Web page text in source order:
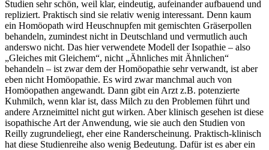
Studien sehr schön, weil klar, eindeutig, aufeinander aufbauend und
repliziert. Praktisch sind sie relativ wenig interessant. Denn kaum
ein Homöopath wird Heuschnupfen mit gemischten Gräserpollen
behandeln, zumindest nicht in Deutschland und vermutlich auch
anderswo nicht. Das hier verwendete Modell der Isopathie – also
„Gleiches mit Gleichem“, nicht „Ähnliches mit Ähnlichen“
behandeln – ist zwar dem der Homöopathie sehr verwandt, ist aber
eben nicht Homöopathie. Es wird zwar manchmal auch von
Homöopathen angewandt. Dann gibt ein Arzt z.B. potenzierte
Kuhmilch, wenn klar ist, dass Milch zu den Problemen führt und
andere Arzneimittel nicht gut wirken. Aber klinisch gesehen ist diese
isopathische Art der Anwendung, wie sie auch den Studien von
Reilly zugrundeliegt, eher eine Randerscheinung. Praktisch-klinisch
hat diese Studienreihe also wenig Bedeutung. Dafür ist es aber ein